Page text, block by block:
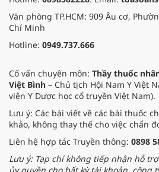
Văn phòng TP.HCM: 909 Âu cơ,
Chí Minh
Hotline: 0949.737.666
Cố vấn chuyên môn: Thầy thuốc
Việt Bình – Chủ tịch Hội Nam Y Việt
viện Y Dược học cổ truyền Việt Nam).
Lưu ý: Các bài viết về các bài thuốc
khảo, không thay thế cho việc chẩn
Liên hệ hợp tác Truyền thông: 0898
Lưu ý: Tạp chí không tiếp nhận hỗ